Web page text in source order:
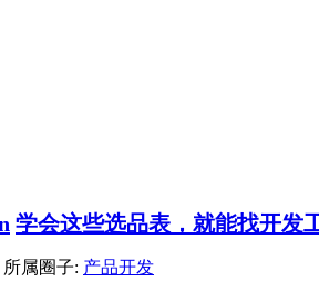
学会这些选品表，就能找开发
所属圈子: 产品开发